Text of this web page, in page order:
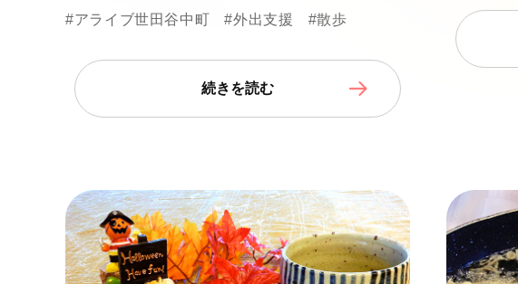
#アライブ世田谷中町 #外出支援 #散歩
続きを読む